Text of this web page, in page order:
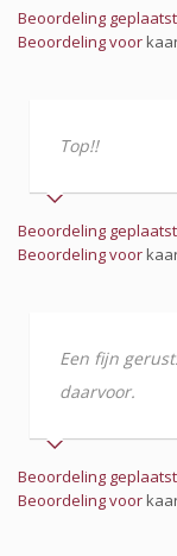
Beoordeling
Beoordeling voor
Top!!
Beoordeling
Beoordeling voor
Een fijn
daarvoor.
Beoordeling
Beoordeling voor